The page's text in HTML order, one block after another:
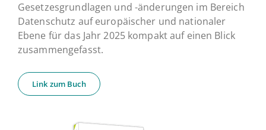
Gesetzesgrundlagen und -änderungen im Bereich
Datenschutz auf europäischer und nationaler
Ebene für das Jahr 2025 kompakt auf einen Blick
zusammengefasst.
Link zum Buch